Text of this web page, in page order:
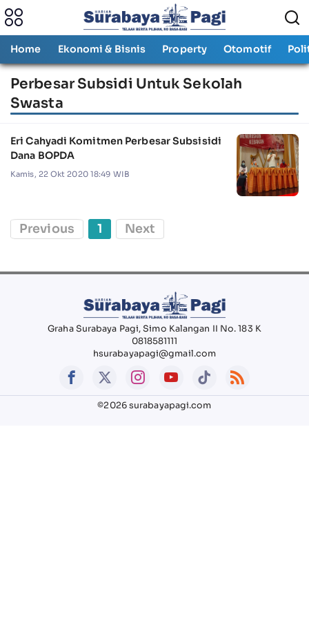
Home Ekonomi & Bisnis Property Otomotif
Perbesar Subsidi Untuk Sekolah
Swasta
Eri Cahyadi Komitmen Perbesar Subsisidi
Dana BOPDA
Kamis, 22 Okt 2020 18:49 WIB
Previous 1 Next
Graha Surabaya Pagi, Simo Kalangan II No. 183 K
0818581111
hsurabayapagi@gmail.com
©2026 surabayapagi.com